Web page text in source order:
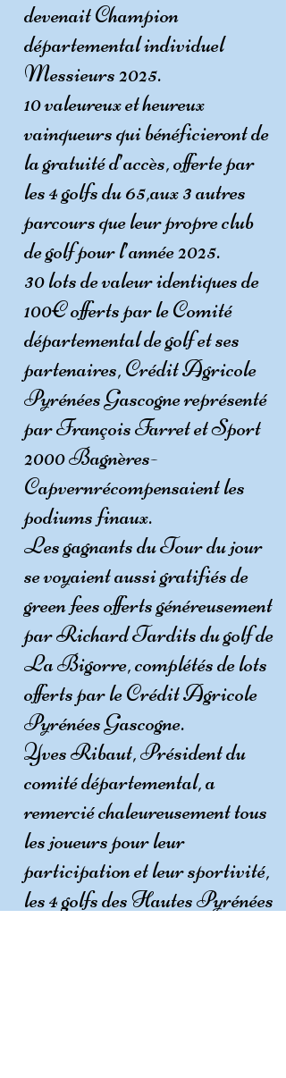
devenait Champion
départemental individuel
Messieurs 2025.
10 valeureux et heureux
vainqueurs qui bénéficieront de
la gratuité d’accès, offerte par
les 4 golfs du 65,aux 3 autres
parcours que leur propre club
de golf pour l’année 2025.
30 lots de valeur identiques de
100€ offerts par le Comité
départemental de golf et ses
partenaires, Crédit Agricole
Pyrénées Gascogne représenté
par François Farret et Sport
2000 Bagnères-
Capvernrécompensaient les
podiums finaux.
Les gagnants du Tour du jour
se voyaient aussi gratifiés de
green fees offerts généreusement
par Richard Tardits du golf de
La Bigorre, complétés de lots
offerts par le Crédit Agricole
Pyrénées Gascogne.
Yves Ribaut, Président du
comité départemental, a
remercié chaleureusement tous
les joueurs pour leur
participation et leur sportivité,
les 4 golfs des Hautes Pyrénées